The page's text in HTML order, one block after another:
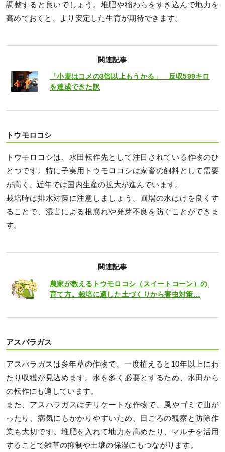
調整すると良いでしょう。堆肥や稲わらをすき込んで地力を
高めておくと、より安定した生育が期待できます。
関連記事
「小麦はコメの3倍以上もうかる」 反収599キロ
を達成できた訳
トウモロコシ
トウモロコシは、水田転作先として注目されている作物のひ
とつです。特に子実用トウモロコシは家畜の飼料として需要
が高く、近年では国内生産の拡大が進んでいます。
栽培時は排水対策に注意しましょう。圃場の水はけを良くす
ることで、湿害による根腐れや発芽不良を防ぐことができま
す。
関連記事
農家が教えるトウモロコシ（スイートコーン）の
育て方。栽培に適した土づくりから害虫対策…
アスパラガス
アスパラガスは多年草の作物で、一度植えると10年以上にわ
たり収穫が見込めます。水を多く必要とするため、水田から
の転作にも適しています。
また、アスパラガスはデリケートな作物で、風やゴミで曲が
ったり、病気にもかかりやすいため、日ごろの観察と防除作
業も大切です。堆肥を入れて地力を高めたり、マルチを活用
することで雑草の抑制や土壌の保湿にもつながります。